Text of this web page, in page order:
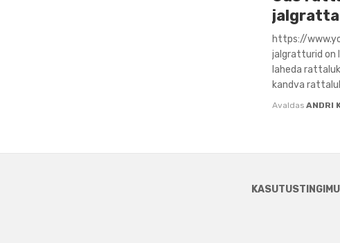
https://
jalgratturid on
laheda
kandva
Avaldas ANDRI